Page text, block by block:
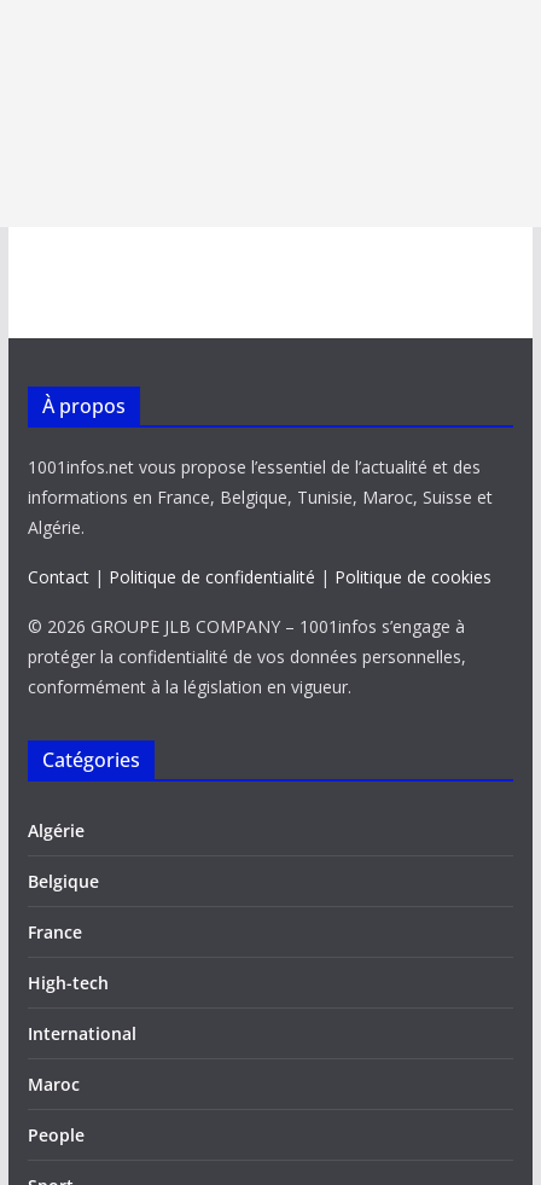
À propos
1001infos.net vous propose l’essentiel de l’actualité et des
informations en France, Belgique, Tunisie, Maroc, Suisse et
Algérie.
Contact| Politique de confidentialité | Politique de cookies
© 2026 GROUPE JLB COMPANY – 1001infos s’engage à
protéger la confidentialité de vos données personnelles,
conformément à la législation en vigueur.
Catégories
Algérie
Belgique
France
High-tech
International
Maroc
People